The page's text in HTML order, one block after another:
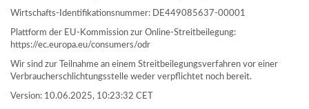
Wirtschafts-Identifikationsnummer: DE449085637-00001
Plattform der EU-Kommission zur Online-Streitbeilegung:
https://ec.europa.eu/consumers/odr
Wir sind zur Teilnahme an einem Streitbeilegungsverfahren vor einer
Verbraucherschlichtungsstelle weder verpflichtet noch bereit.
Version: 10.06.2025, 10:23:32 CET